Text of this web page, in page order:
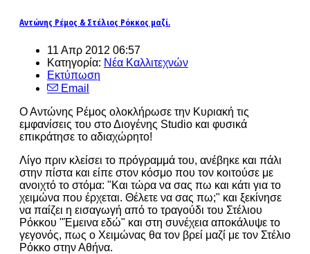
Αντώνης Ρέμος & Στέλιος Ρόκκος μαζί.
11 Απρ 2012 06:57
Κατηγορία: Νέα Καλλιτεχνών
Εκτύπωση
Email
Ο Αντώνης Ρέμος ολοκλήρωσε την Κυριακή τις
εμφανίσεις του στο Διογένης Studio και φυσικά
επικράτησε το αδιαχώρητο!
Λίγο πριν κλείσει το πρόγραμμά του, ανέβηκε και πάλι
στην πίστα και είπε στον κόσμο που τον κοιτούσε με
ανοιχτό το στόμα: "Και τώρα να σας πω και κάτι για το
χειμώνα που έρχεται. Θέλετε να σας πω;" και ξεκίνησε
να παίζει η εισαγωγή από το τραγούδι του Στέλιου
Ρόκκου "Έμεινα εδώ" και στη συνέχεια αποκάλυψε το
γεγονός, πως ο Χειμώνας θα τον βρεί μαζί με τον Στέλιο
Ρόκκο στην Αθήνα.